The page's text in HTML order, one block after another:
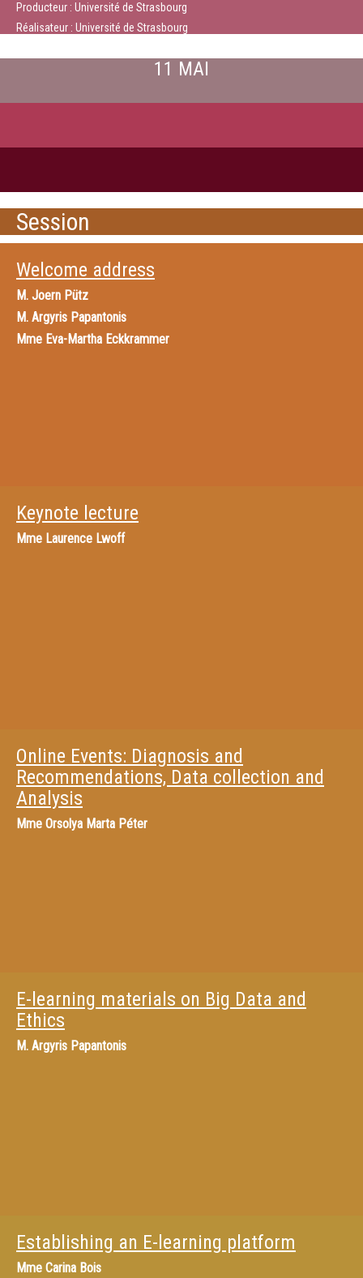
Producteur : Université de Strasbourg
Réalisateur : Université de Strasbourg
11 MAI
Session
Welcome address
M. Joern Pütz
M. Argyris Papantonis
Mme Eva-Martha Eckkrammer
Keynote lecture
Mme Laurence Lwoff
Online Events: Diagnosis and
Recommendations, Data collection and
Analysis
Mme Orsolya Marta Péter
E-learning materials on Big Data and
Ethics
M. Argyris Papantonis
Establishing an E-learning platform
Mme Carina Bois